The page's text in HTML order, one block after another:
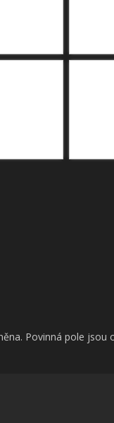
Povinná pole jsou